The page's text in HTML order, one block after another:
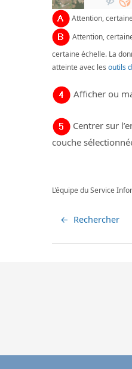
Attention,
Attention,
certaine échelle. La
atteinte avec les outils
Afficher ou
Centrer sur
couche
L’équipe du Service
← Rechercher